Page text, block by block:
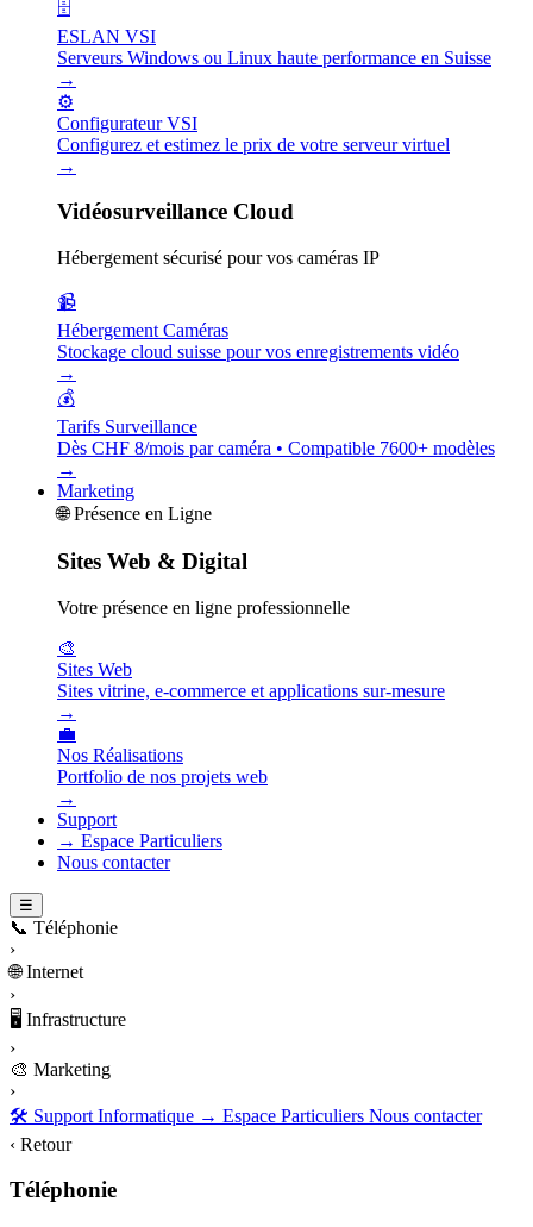
🗄️
ESLAN VSI
Serveurs Windows ou Linux haute performance en Suisse
→
⚙️
Configurateur VSI
Configurez et estimez le prix de votre serveur virtuel
→
Vidéosurveillance Cloud
Hébergement sécurisé pour vos caméras IP
📹
Hébergement Caméras
Stockage cloud suisse pour vos enregistrements vidéo
→
💰
Tarifs Surveillance
Dès CHF 8/mois par caméra • Compatible 7600+ modèles
→
Marketing
🌐 Présence en Ligne
Sites Web & Digital
Votre présence en ligne professionnelle
🎨
Sites Web
Sites vitrine, e-commerce et applications sur-mesure
→
💼
Nos Réalisations
Portfolio de nos projets web
→
Support
→ Espace Particuliers
Nous contacter
☰
📞 Téléphonie
›
🌐 Internet
›
🖥️ Infrastructure
›
🎨 Marketing
›
🛠️ Support Informatique → Espace Particuliers Nous contacter
‹ Retour
Téléphonie